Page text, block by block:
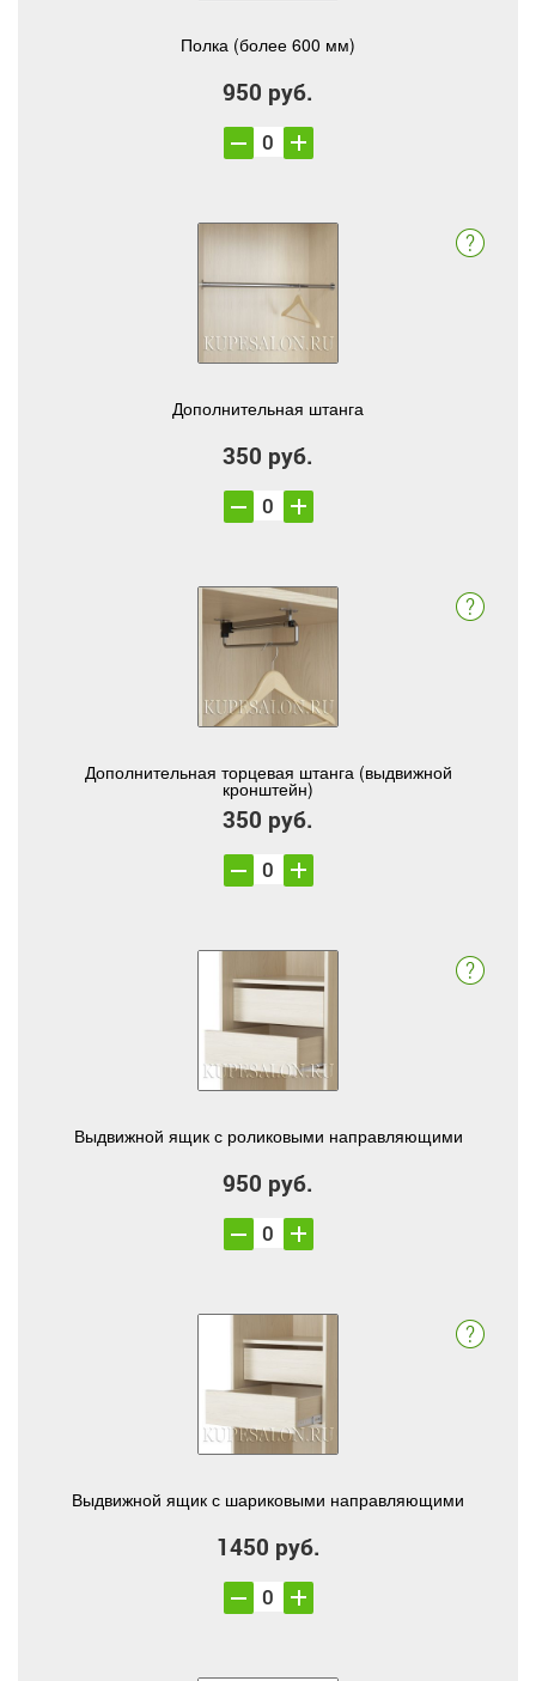
Полка (более 600 мм)
950 руб.
Дополнительная штанга
350 руб.
Дополнительная торцевая штанга (выдвижной
кронштейн)
350 руб.
Выдвижной ящик с роликовыми направляющими
950 руб.
Выдвижной ящик с шариковыми направляющими
1450 руб.